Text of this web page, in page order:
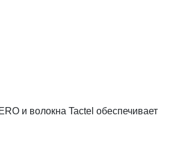
и волокна Tactel обеспечивает